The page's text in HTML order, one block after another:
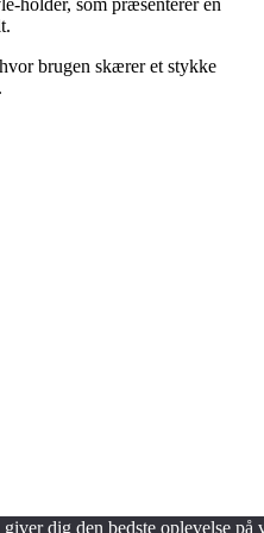
holder, som præsenterer en
brugen skærer et stykke
dig den bedste oplevelse